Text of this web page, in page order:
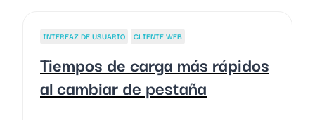
INTERFAZ DE USUARIO CLIENTE WEB
Tiempos de carga más rápidos
al cambiar de pestaña